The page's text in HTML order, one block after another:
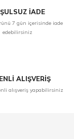
İADE
7 gün içerisinde iade
edebilirsiniz
ALIŞVERİŞ
alışveriş yapabilirsiniz